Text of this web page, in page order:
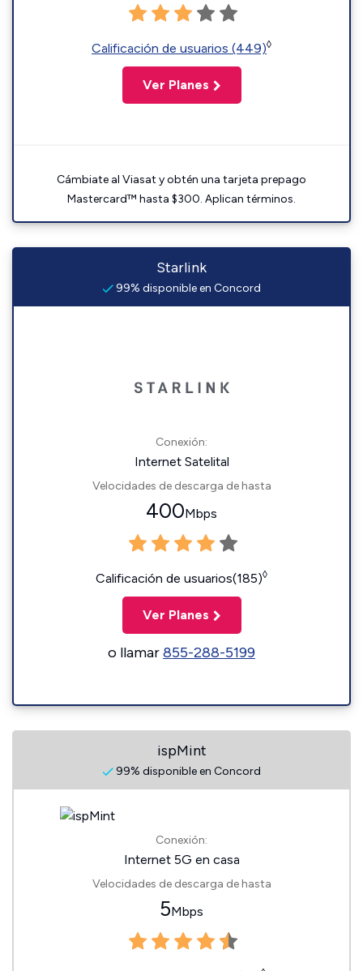
Calificación de usuarios (449)◊
Ver Planes
Cámbiate al Viasat y obtén una tarjeta prepago
Mastercard™ hasta $300. Aplican términos.
Starlink
99% disponible en Concord
Conexión:
Internet Satelital
Velocidades de descarga de hasta
400Mbps
Calificación de usuarios(185)◊
Ver Planes
o llamar855-288-5199
ispMint
99% disponible en Concord
Conexión:
Internet 5G en casa
Velocidades de descarga de hasta
5Mbps